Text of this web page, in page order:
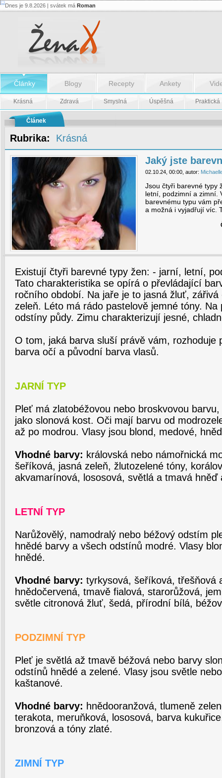
Jaký
typ?
Dnes je 9.8.2026 | svátek má Roman
Články Blogy Recepty Ankety
Krásná Zdravá Smyslná Úspěšná Praktická
Článek
Rubrika: Krásná
Jaký jste
02.10.24, 00:00, autor:
Jsou čtyři barevné typy
letní, podzimní a zimní.
barevnému typu vám
a možná i vyjadřují víc.
Existují čtyři barevné typy žen: - jarní, letní,
Tato charakteristika se opírá o převládající
ročního období. Na jaře je to jasná žluť,
zeleň. Léto má rádo pastelově jemné tóny.
odstíny půdy. Zimu charakterizují jesné,
O tom, jaká barva sluší právě vám, rozhoduje
barva očí a původní barva vlasů.
JARNÍ TYP
Pleť má zlatobéžovou nebo broskvovou
jako slonová kost. Oči mají barvu od
až po modrou. Vlasy jsou blond, medové,
Vhodné barvy: královská nebo námořnická
šeříková, jasná zeleň, žlutozelené tóny,
akvamarínová, lososová, světlá a tmavá hněď
LETNÍ TYP
Narůžovělý, namodralý nebo béžový odstím
hnědé barvy a všech odstínů modré. Vlasy
hnědé.
Vhodné barvy: tyrkysová, šeříková, třešňová
hnědočervená, tmavě fialová, starorůžová,
světle citronová žluť, šedá, přírodní bílá,
PODZIMNÍ TYP
Pleť je světlá až tmavě béžová nebo barvy
odstínů hnědé a zelené. Vlasy jsou světle
kaštanové.
Vhodné barvy: hnědooranžová, tlumeně
terakota, meruňková, lososová, barva
bronzová a tóny zlaté.
ZIMNÍ TYP